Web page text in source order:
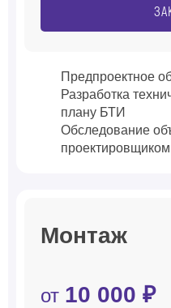
Предпроектное
Разработка
плану БТИ
Обследование
Монтаж
от 10 000 ₽